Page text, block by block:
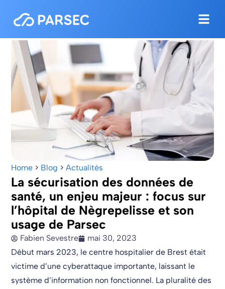
Home > Blog >Actualités
La sécurisation des données de
santé, un enjeu majeur : focus sur
l’hôpital de Nègrepelisse et son
usage de Parsec
Fabien Sevestre
mai 30, 2023
Début mars 2023, le centre hospitalier de Brest était
victime d’une cyberattaque importante, laissant le
système d’information non fonctionnel. La pluralité des